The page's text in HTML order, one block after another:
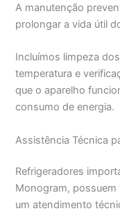
A manutenção
prolongar a vida útil
Incluímos limpeza
temperatura e
que o aparelho
consumo de energia.
Assistência Técnica
Refrigeradores
Monogram,
um atendimento